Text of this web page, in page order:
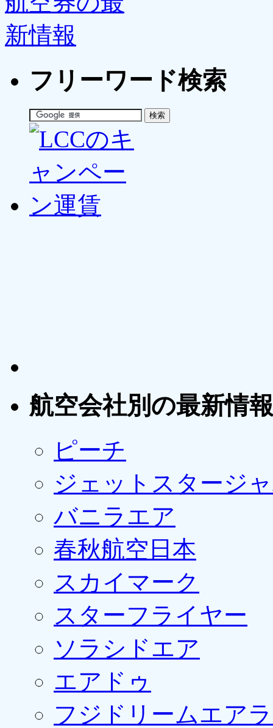
フリーワード検索
航空会社別の最新情報
ピーチ
ジェットスタージ
バニラエア
春秋航空日本
スカイマーク
スターフライヤー
ソラシドエア
エアドゥ
フジドリームエア